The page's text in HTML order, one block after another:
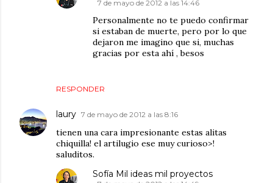
RESPONDER
7 de mayo de 2012 a las 14:46
Personalmente no te puedo confirmar
si estaban de muerte, pero por lo que
dejaron me imagino que si, muchas
gracias por esta ahí , besos
laury 7 de mayo de 2012 a las 8:16
tienen una cara impresionante estas alitas
chiquilla! el artilugio ese muy curioso>!
saluditos.
Sofía Mil ideas mil proyectos